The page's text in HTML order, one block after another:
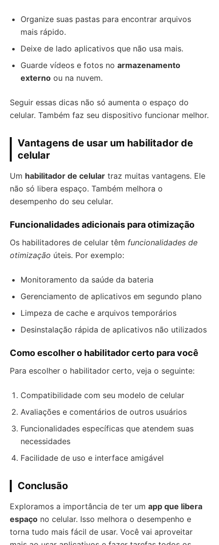
Organize suas pastas para encontrar arquivos
mais rápido.
Deixe de lado aplicativos que não usa mais.
Guarde vídeos e fotos no armazenamento
externo ou na nuvem.
Seguir essas dicas não só aumenta o espaço do
celular. Também faz seu dispositivo funcionar melhor.
Vantagens de usar um habilitador de
celular
Um habilitador de celular traz muitas vantagens. Ele
não só libera espaço. Também melhora o
desempenho do seu celular.
Funcionalidades adicionais para otimização
Os habilitadores de celular têm funcionalidades de
otimização úteis. Por exemplo:
Monitoramento da saúde da bateria
Gerenciamento de aplicativos em segundo plano
Limpeza de cache e arquivos temporários
Desinstalação rápida de aplicativos não utilizados
Como escolher o habilitador certo para você
Para escolher o habilitador certo, veja o seguinte:
Compatibilidade com seu modelo de celular
Avaliações e comentários de outros usuários
Funcionalidades específicas que atendem suas
necessidades
Facilidade de uso e interface amigável
Conclusão
Exploramos a importância de ter um app que libera
espaço no celular. Isso melhora o desempenho e
torna tudo mais fácil de usar. Você vai aproveitar